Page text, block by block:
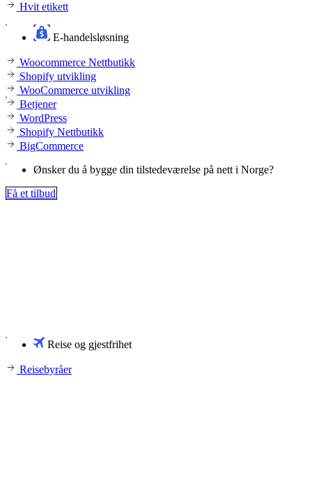
Hvit etikett
E-handelsløsning
Woocommerce Nettbutikk
Shopify utvikling
WooCommerce utvikling
Betjener
WordPress
Shopify Nettbutikk
BigCommerce
Ønsker du å bygge din tilstedeværelse på nett i Norge?
Få et tilbud
Reise og gjestfrihet
Reisebyråer